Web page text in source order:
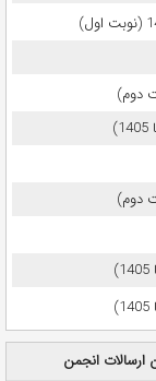
ارسالات انجمن